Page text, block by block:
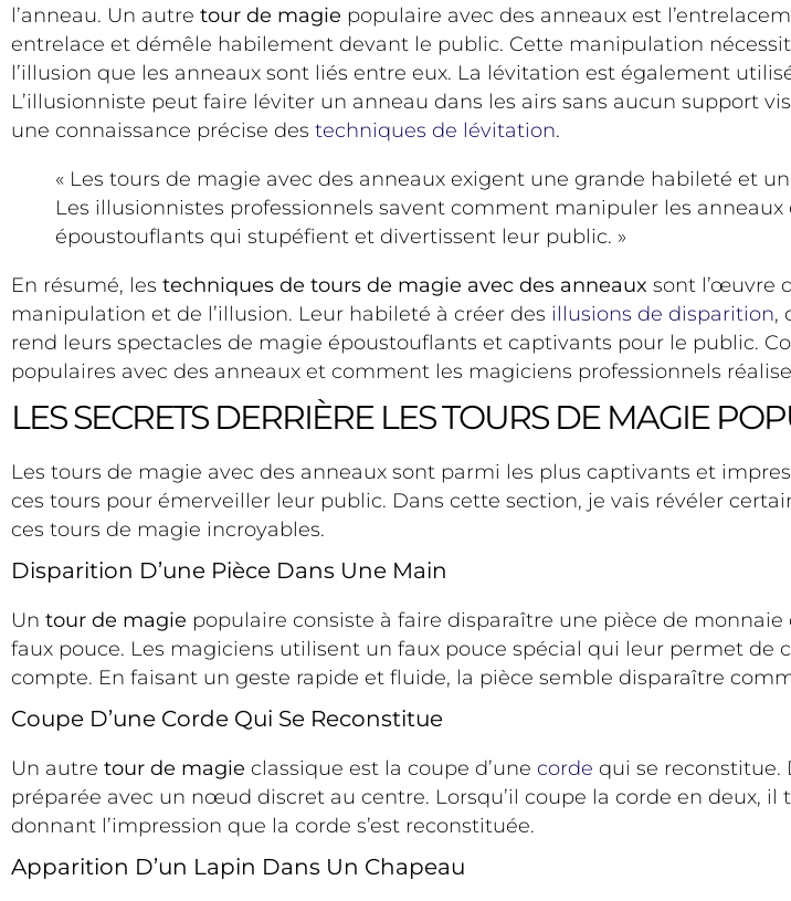
l’anneau. Un autre tour de magie populaire avec des anneaux est
entrelace et démêle habilement devant le public. Cette manipulation
l’illusion que les anneaux sont liés entre eux. La lévitation est également
L’illusionniste peut faire léviter un anneau dans les airs sans aucun support
une connaissance précise des techniques de lévitation.
« Les tours de magie avec des anneaux exigent une grande habileté et
Les illusionnistes professionnels savent comment manipuler les
époustouflants qui stupéfient et divertissent leur public. »
En résumé, les techniques de tours de magie avec des anneaux sont l’œuvre
manipulation et de l’illusion. Leur habileté à créer des illusions de disparition,
rend leurs spectacles de magie époustouflants et captivants pour le public.
populaires avec des anneaux et comment les magiciens professionnels
LES SECRETS DERRIÈRE LES TOURS DE MAGIE
Les tours de magie avec des anneaux sont parmi les plus captivants et
ces tours pour émerveiller leur public. Dans cette section, je vais révéler
ces tours de magie incroyables.
Disparition D’une Pièce Dans Une Main
Un tour de magie populaire consiste à faire disparaître une pièce de
faux pouce. Les magiciens utilisent un faux pouce spécial qui leur permet de
compte. En faisant un geste rapide et fluide, la pièce semble disparaître
Coupe D’une Corde Qui Se Reconstitue
Un autre tour de magie classique est la coupe d’une corde qui se
préparée avec un nœud discret au centre. Lorsqu’il coupe la corde en deux,
donnant l’impression que la corde s’est reconstituée.
Apparition D’un Lapin Dans Un Chapeau